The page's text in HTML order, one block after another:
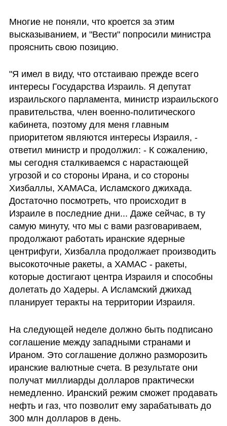
Многие не поняли, что кроется за этим
высказыванием, и "Вести" попросили министра
прояснить свою позицию.
"Я имел в виду, что отстаиваю прежде всего
интересы Государства Израиль. Я депутат
израильского парламента, министр израильского
правительства, член военно-политического
кабинета, поэтому для меня главным
приоритетом являются интересы Израиля, -
ответил министр и продолжил: - К сожалению,
мы сегодня сталкиваемся с нарастающей
угрозой и со стороны Ирана, и со стороны
Хизбаллы, ХАМАСа, Исламского джихада.
Достаточно посмотреть, что происходит в
Израиле в последние дни... Даже сейчас, в ту
самую минуту, что мы с вами разговариваем,
продолжают работать иранские ядерные
центрифуги, Хизбалла продолжает производить
высокоточные ракеты, а ХАМАС - ракеты,
которые достигают центра Израиля и способны
долетать до Хадеры. А Исламский джихад
планирует теракты на территории Израиля.
На следующей неделе должно быть подписано
соглашение между западными странами и
Ираном. Это соглашение должно разморозить
иранские валютные счета. В результате они
получат миллиарды долларов практически
немедленно. Иранский режим сможет продавать
нефть и газ, что позволит ему зарабатывать до
300 млн долларов в день.